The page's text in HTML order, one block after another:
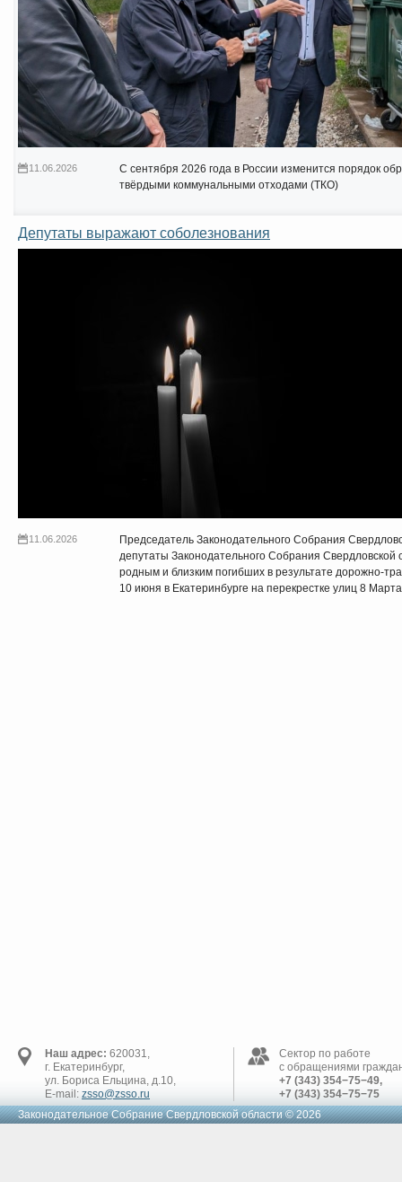
11.06.2026
С сентября 2026 года в России изменится порядок
твёрдыми коммунальными отходами (ТКО)
Депутаты выражают соболезнования
11.06.2026
Председатель Законодательного Собрания
депутаты Законодательного Собрания
родным и близким погибших в результате дорожно-
10 июня в Екатеринбурге на перекрестке улиц 8
Наш адрес: 620031,
г. Екатеринбург,
ул. Бориса Ельцина, д.10,
E-mail: zsso@zsso.ru
Сектор по работе
с обращениями
+7 (343) 354−75−49,
+7 (343) 354−75−75
Законодательное Cобрание Свердловской области © 2026